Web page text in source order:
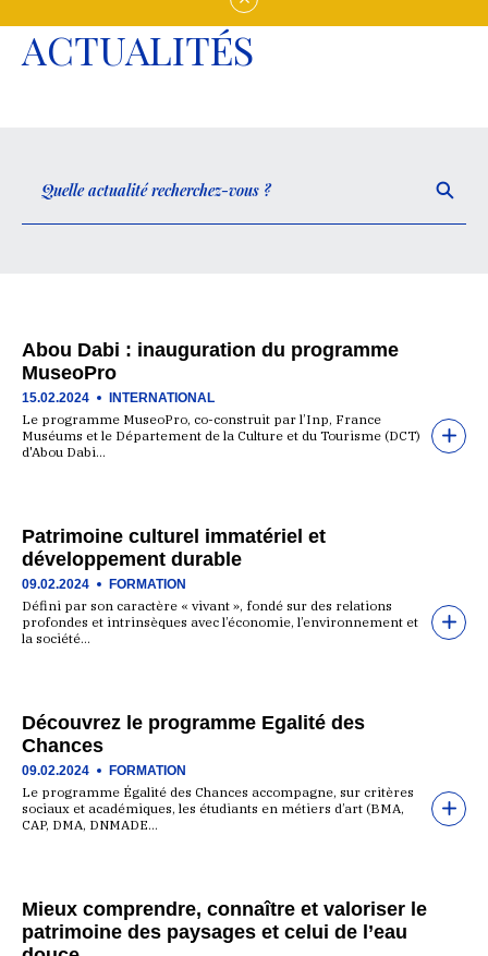
ACTUALITÉS
Abou Dabi : inauguration du programme
MuseoPro
15.02.2024 INTERNATIONAL
Le programme MuseoPro, co-construit par l’Inp, France
Muséums et le Département de la Culture et du Tourisme (DCT)
d'Abou Dabi…
Patrimoine culturel immatériel et
développement durable
09.02.2024 FORMATION
Défini par son caractère « vivant », fondé sur des relations
profondes et intrinsèques avec l’économie, l’environnement et
la société…
Découvrez le programme Egalité des
Chances
09.02.2024 FORMATION
Le programme Égalité des Chances accompagne, sur critères
sociaux et académiques, les étudiants en métiers d’art (BMA,
CAP, DMA, DNMADE…
Mieux comprendre, connaître et valoriser le
patrimoine des paysages et celui de l’eau